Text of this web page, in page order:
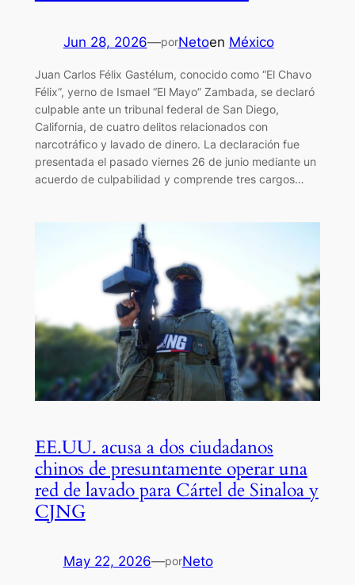
Jun 28, 2026—porNetoen México
Juan Carlos Félix Gastélum, conocido como “El Chavo
Félix”, yerno de Ismael “El Mayo” Zambada, se declaró
culpable ante un tribunal federal de San Diego,
California, de cuatro delitos relacionados con
narcotráfico y lavado de dinero. La declaración fue
presentada el pasado viernes 26 de junio mediante un
acuerdo de culpabilidad y comprende tres cargos…
EE.UU. acusa a dos ciudadanos
chinos de presuntamente operar una
red de lavado para Cártel de Sinaloa y
CJNG
May 22, 2026—porNeto